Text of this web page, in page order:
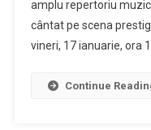
amplu repertoriu
cântat pe scena
vineri, 17 ianuarie, ora
Continue